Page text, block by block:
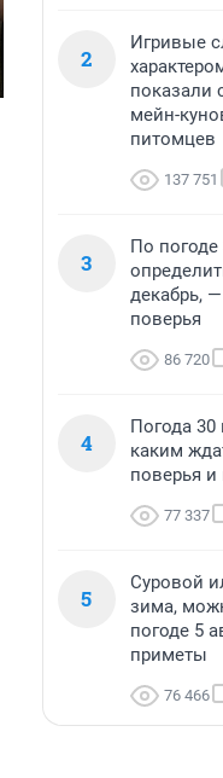
2
Игривые
показали
мейн-
питомцев
137 751
3
По погоде
декабрь,
поверья
86 720
4
Погода 30
каким
поверья
77 337
5
Суровой
зима,
погоде 5
приметы
76 466